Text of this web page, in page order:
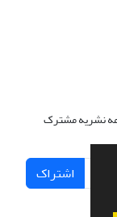
نشریه مشترک
اشتراک